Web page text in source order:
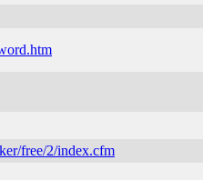
free/2/index.cfm